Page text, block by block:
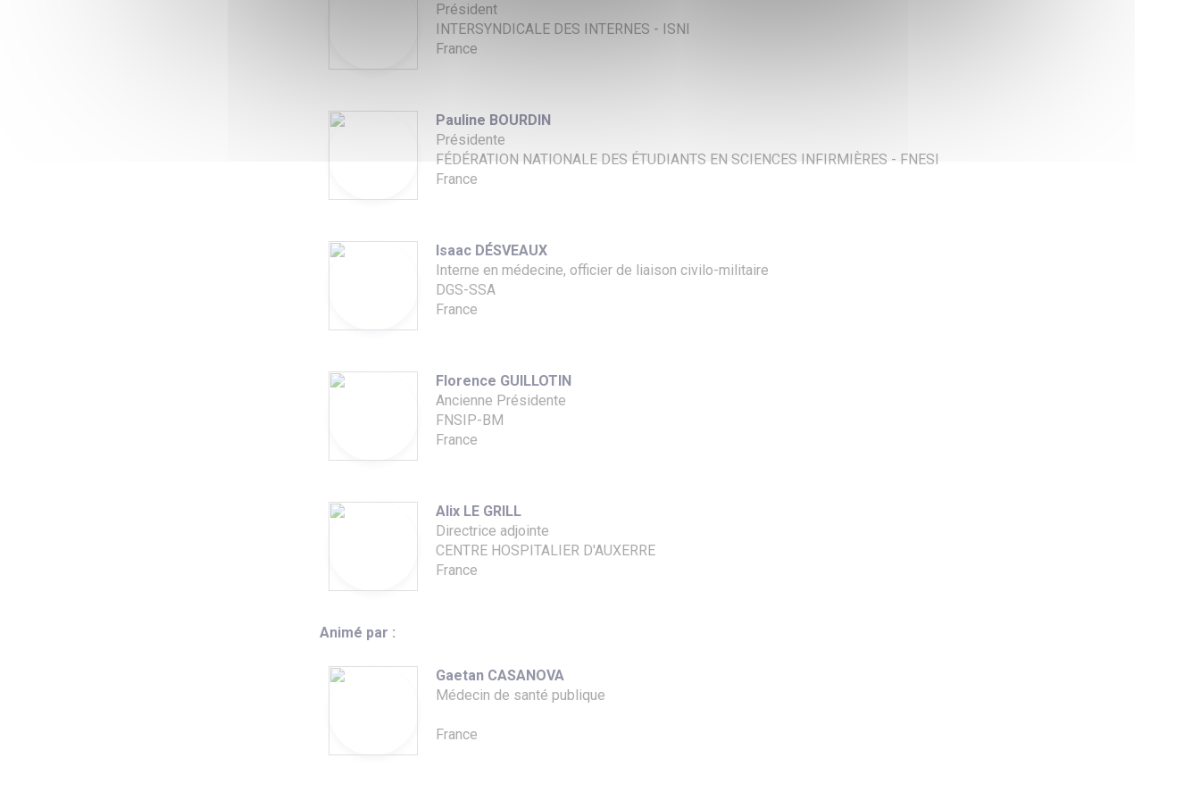
Président
INTERSYNDICALE DES INTERNES - ISNI
France
Pauline BOURDIN
Présidente
FÉDÉRATION NATIONALE DES ÉTUDIANTS EN SCIENCES INFIRMIÈRES - FNESI
France
Isaac DÉSVEAUX
Interne en médecine, officier de liaison civilo-militaire
DGS-SSA
France
Florence GUILLOTIN
Ancienne Présidente
FNSIP-BM
France
Alix LE GRILL
Directrice adjointe
CENTRE HOSPITALIER D'AUXERRE
France
Animé par :
Gaetan CASANOVA
Médecin de santé publique
France